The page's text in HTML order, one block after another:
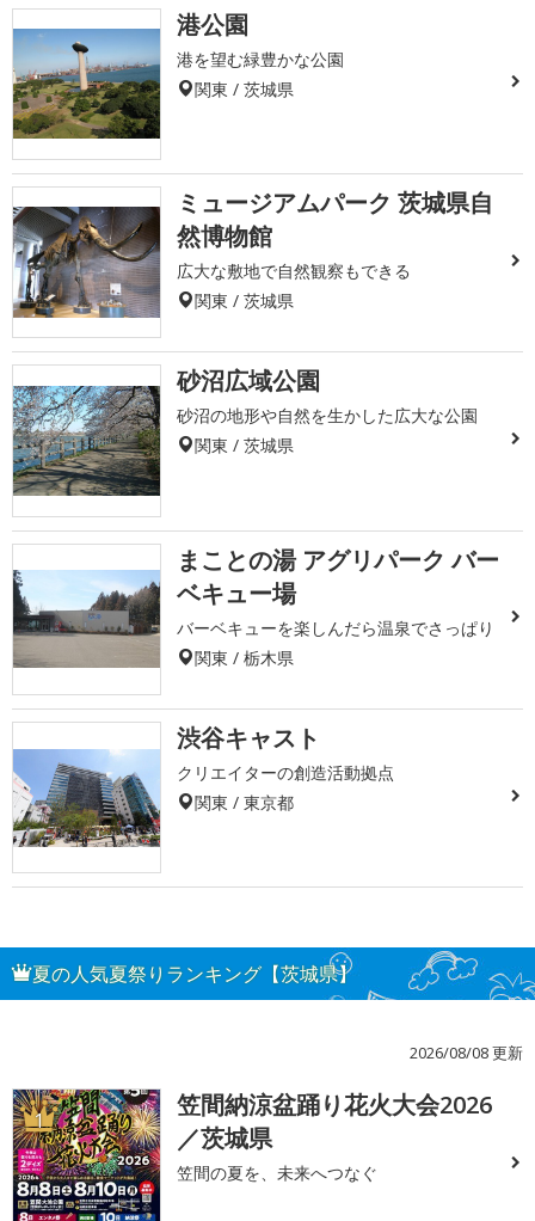
港公園
港を望む緑豊かな公園
関東 / 茨城県
ミュージアムパーク 茨城県自
然博物館
広大な敷地で自然観察もできる
関東 / 茨城県
砂沼広域公園
砂沼の地形や自然を生かした広大な公園
関東 / 茨城県
まことの湯 アグリパーク バー
ベキュー場
バーベキューを楽しんだら温泉でさっぱり
関東 / 栃木県
渋谷キャスト
クリエイターの創造活動拠点
関東 / 東京都
夏の人気夏祭りランキング【茨城県】
2026/08/08 更新
1
笠間納涼盆踊り花火大会2026
／茨城県
笠間の夏を、未来へつなぐ